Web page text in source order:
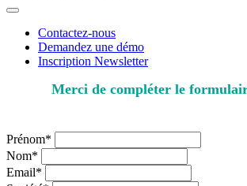
Contactez-nous
Demandez une démo
Inscription Newsletter
Merci de compléter le
Prénom*
Nom*
Email*